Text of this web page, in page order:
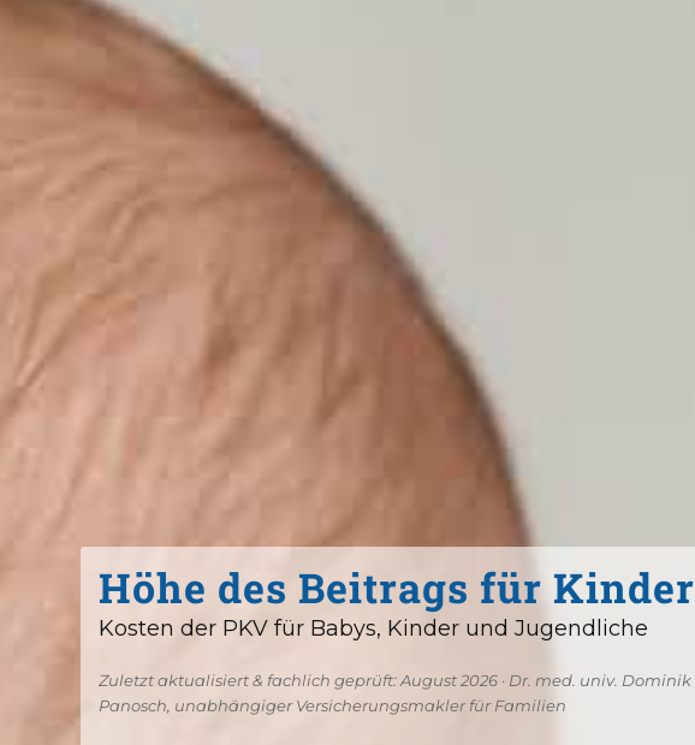
Höhe des Beitrags für Kinder
Kosten der PKV für Babys, Kinder und Jugendliche
Zuletzt aktualisiert & fachlich geprüft: August 2026 · Dr. med. univ. Dominik
Panosch, unabhängiger Versicherungsmakler für Familien